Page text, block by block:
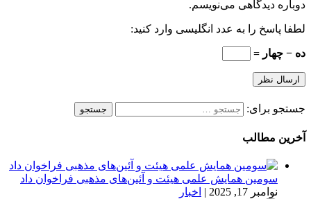
دوباره دیدگاهی می‌نویسم.
لطفا پاسخ را به عدد انگلیسی وارد کنید:
ده − چهار =
جستجو برای:
آخرین مطالب
سومین همایش علمی هیئت و آئین‌های مذهبی فراخوان داد
نوامبر 17, 2025
| اخبار